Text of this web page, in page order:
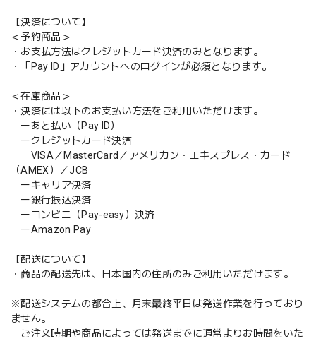
【決済について】
＜予約商品＞
・お支払方法はクレジットカード決済のみとなります。
・「Pay ID」アカウントへのログインが必須となります。
＜在庫商品＞
・決済には以下のお支払い方法をご利用いただけます。
ーあと払い（Pay ID）
ークレジットカード決済
VISA／MasterCard／アメリカン・エキスプレス・カード
（AMEX）／JCB
ーキャリア決済
ー銀行振込決済
ーコンビニ（Pay-easy）決済
ーAmazon Pay
【配送について】
・商品の配送先は、日本国内の住所のみご利用いただけます。
※配送システムの都合上、月末最終平日は発送作業を行っており
ません。
ご注文時期や商品によっては発送までに通常よりお時間をいた